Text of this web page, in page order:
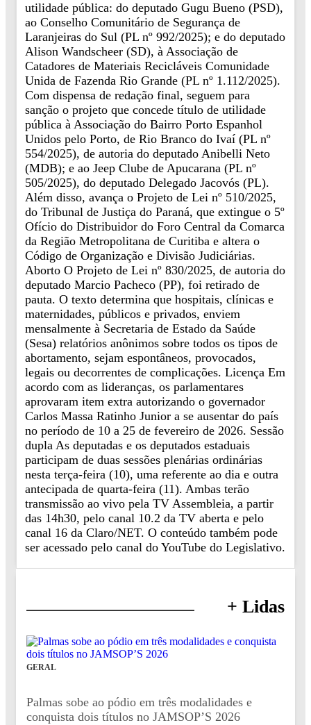
utilidade pública: do deputado Gugu Bueno (PSD),
ao Conselho Comunitário de Segurança de
Laranjeiras do Sul (PL nº 992/2025); e do deputado
Alison Wandscheer (SD), à Associação de
Catadores de Materiais Recicláveis Comunidade
Unida de Fazenda Rio Grande (PL nº 1.112/2025).
Com dispensa de redação final, seguem para
sanção o projeto que concede título de utilidade
pública à Associação do Bairro Porto Espanhol
Unidos pelo Porto, de Rio Branco do Ivaí (PL nº
554/2025), de autoria do deputado Anibelli Neto
(MDB); e ao Jeep Clube de Apucarana (PL nº
505/2025), do deputado Delegado Jacovós (PL).
Além disso, avança o Projeto de Lei nº 510/2025,
do Tribunal de Justiça do Paraná, que extingue o 5º
Ofício do Distribuidor do Foro Central da Comarca
da Região Metropolitana de Curitiba e altera o
Código de Organização e Divisão Judiciárias.
Aborto O Projeto de Lei nº 830/2025, de autoria do
deputado Marcio Pacheco (PP), foi retirado de
pauta. O texto determina que hospitais, clínicas e
maternidades, públicos e privados, enviem
mensalmente à Secretaria de Estado da Saúde
(Sesa) relatórios anônimos sobre todos os tipos de
abortamento, sejam espontâneos, provocados,
legais ou decorrentes de complicações. Licença Em
acordo com as lideranças, os parlamentares
aprovaram item extra autorizando o governador
Carlos Massa Ratinho Junior a se ausentar do país
no período de 10 a 25 de fevereiro de 2026. Sessão
dupla As deputadas e os deputados estaduais
participam de duas sessões plenárias ordinárias
nesta terça-feira (10), uma referente ao dia e outra
antecipada de quarta-feira (11). Ambas terão
transmissão ao vivo pela TV Assembleia, a partir
das 14h30, pelo canal 10.2 da TV aberta e pelo
canal 16 da Claro/NET. O conteúdo também pode
ser acessado pelo canal do YouTube do Legislativo.
+ Lidas
GERAL
Palmas sobe ao pódio em três modalidades e
conquista dois títulos no JAMSOP’S 2026